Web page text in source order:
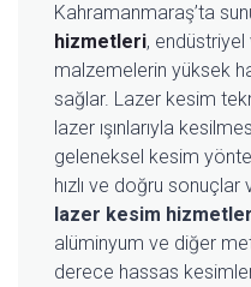
Kahramanmaraş’ta
hizmetleri,
malzemelerin yüksek
sağlar. Lazer kesim
lazer ışınlarıyla
geleneksel kesim
hızlı ve doğru sonuçlar
lazer kesim
alüminyum ve diğer
derece hassas